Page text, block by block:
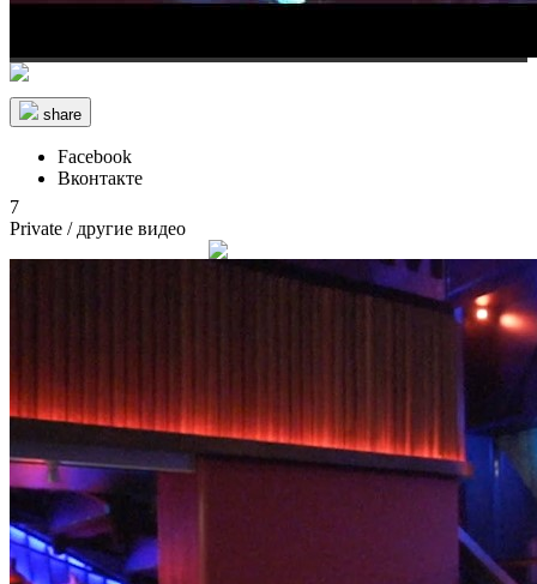
share
Facebook
Вконтакте
7
Private / другие видео